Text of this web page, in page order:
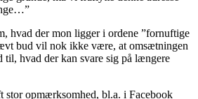
hvad der mon ligger i ordene ”fornuftige
bud vil nok ikke være, at omsætningen
hvad der kan svare sig på længere
stor opmærksomhed, bl.a. i Facebook